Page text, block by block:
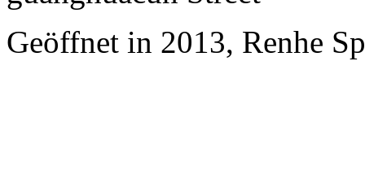
Geöffnet in 2013, Renhe